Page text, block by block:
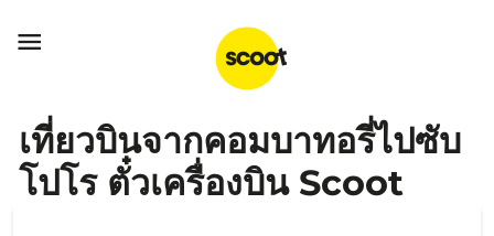

เที่ยวบินจากคอมบาทอรี่ไปซับ
โปโร ตั๋วเครื่องบิน Scoot